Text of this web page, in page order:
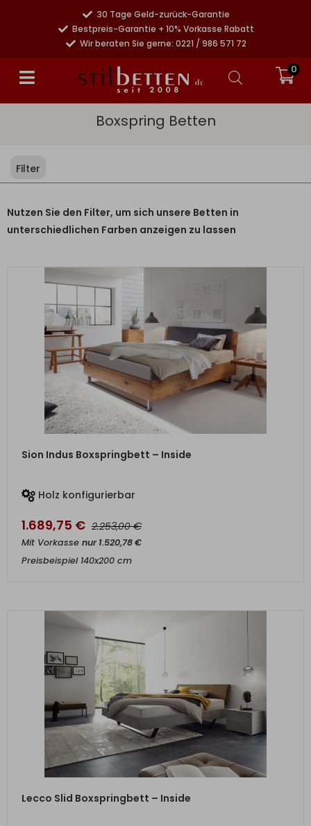
30 Tage Geld-zurück-Garantie
Bestpreis-Garantie + 10% Vorkasse Rabatt
Wir beraten Sie gerne: 0221 / 986 571 72
0
Boxspring Betten
Filter
Nutzen Sie den Filter, um sich unsere Betten in
unterschiedlichen Farben anzeigen zu lassen
ZUM PRODUKT
Sion Indus Boxspringbett – Inside
Holz konfigurierbar
1.689,75 € 2.253,00€
Mit Vorkasse nur1.520,78€
Preisbeispiel 140x200 cm
ZUM PRODUKT
Lecco Slid Boxspringbett – Inside